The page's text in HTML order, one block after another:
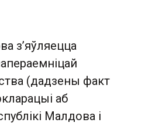
з’яўляецца
(дадзены факт
аб
Малдова і